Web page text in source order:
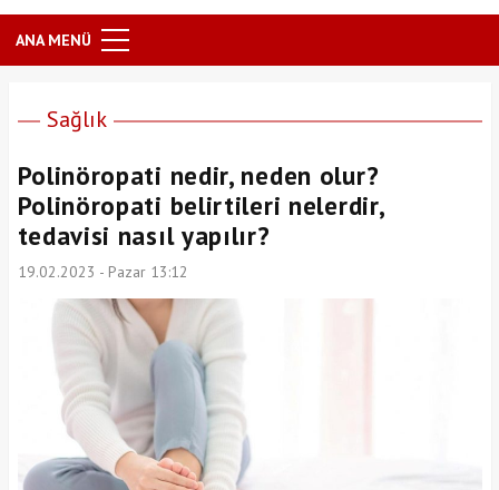
ANA MENÜ
Sağlık
Polinöropati nedir, neden olur?
Polinöropati belirtileri nelerdir,
tedavisi nasıl yapılır?
19.02.2023 - Pazar 13:12